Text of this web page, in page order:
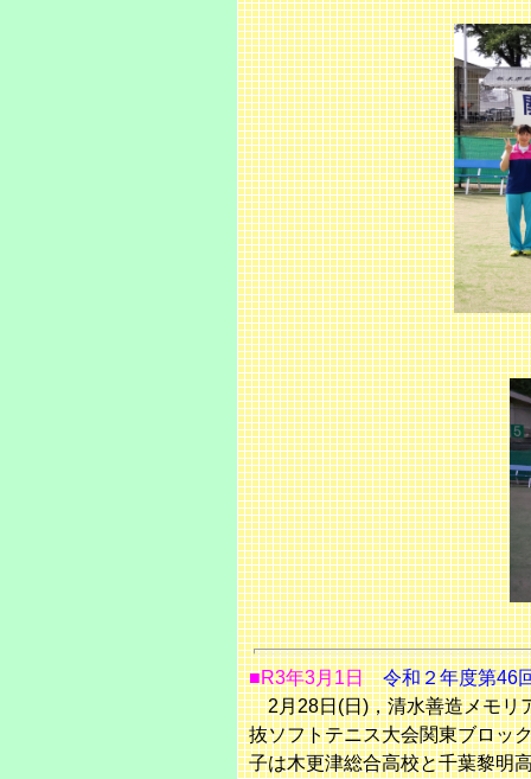
■R3年3月1日令和２年度第46回
2月28日(日)，清水善造メモリ
抜ソフトテニス大会関東ブロッ
子は木更津総合高校と千葉黎明